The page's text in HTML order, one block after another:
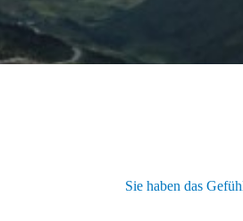
Sie haben das